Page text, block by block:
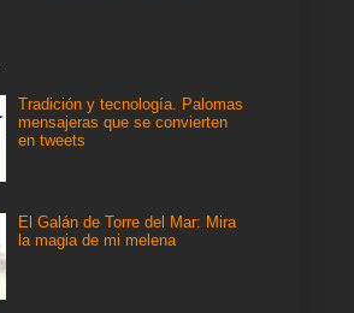
Tradición y tecnología. Palomas
mensajeras que se convierten
en tweets
El Galán de Torre del Mar: Mira
la magia de mi melena